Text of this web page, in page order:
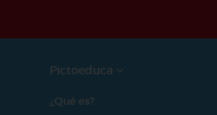
Pictoeduca
¿Qué es?